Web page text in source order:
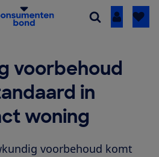
Inloggen
voorbehoud
in
woning
voorbehoud komt